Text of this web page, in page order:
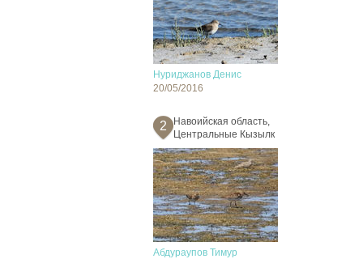
Нуриджанов Денис
20/05/2016
2
Навоийская область,
Центральные Кызылк
Абдураупов Тимур